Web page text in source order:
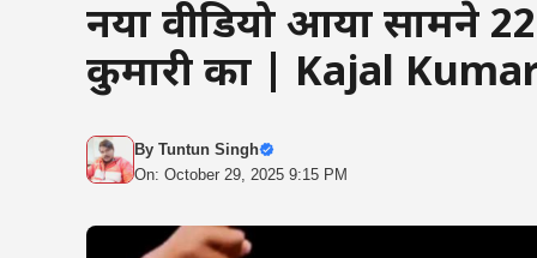
नया वीडियो आया सामने
कुमारी का | Kajal
By Tuntun Singh
On: October 29, 2025 9:15 PM